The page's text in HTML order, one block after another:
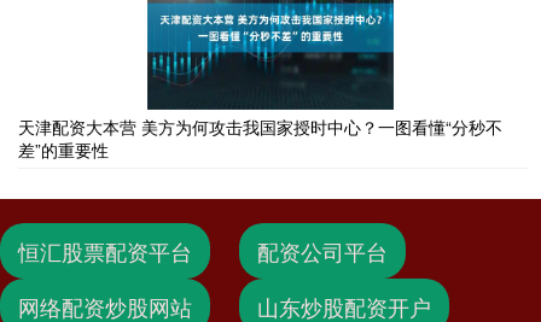
天津配资大本营 美方为何攻击我国家授时中心？一图看懂“分秒不
差”的重要性
恒汇股票配资平台
配资公司平台
网络配资炒股网站
山东炒股配资开户